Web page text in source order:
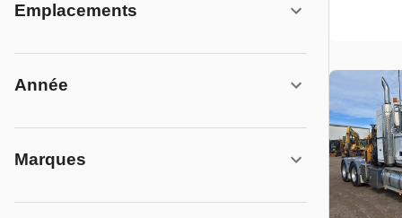
Emplacements
Année
Marques